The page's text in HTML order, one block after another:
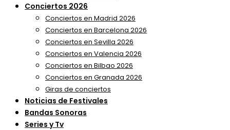
Conciertos 2026
Conciertos en Madrid 2026
Conciertos en Barcelona 2026
Conciertos en Sevilla 2026
Conciertos en Valencia 2026
Conciertos en Bilbao 2026
Conciertos en Granada 2026
Giras de conciertos
Noticias de Festivales
Bandas Sonoras
Series y Tv